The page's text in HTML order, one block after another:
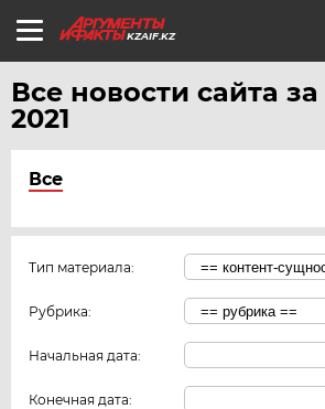
KZAIF.KZ
Все новости сайта
2021
Все
Тип материала:
Рубрика:
Начальная дата:
Конечная дата: